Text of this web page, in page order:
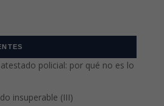
policial: por qué no es lo
insuperable (III)